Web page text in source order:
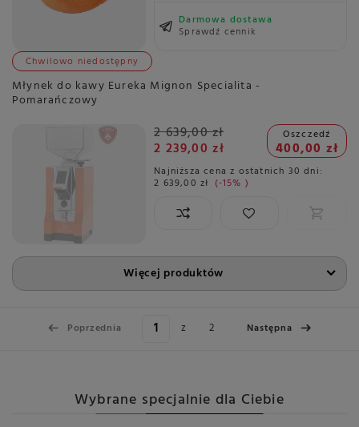
Darmowa dostawa
Sprawdź cennik
Chwilowo niedostępny
Młynek do kawy Eureka Mignon Specialita -
Pomarańczowy
2 639,00 zł
2 239,00 zł
Oszczedź
400,00 zł
Najniższa cena z ostatnich 30 dni:
2 639,00 zł -15%
Więcej produktów
Poprzednia z 2 Następna
Wybrane specjalnie dla Ciebie